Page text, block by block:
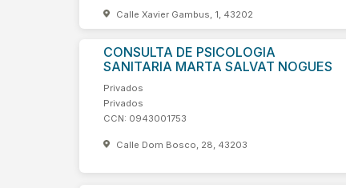
Calle Xavier Gambus, 1, 43202
CONSULTA DE PSICOLOGIA
SANITARIA MARTA SALVAT NOGUES
Privados
Privados
CCN: 0943001753
Calle Dom Bosco, 28, 43203